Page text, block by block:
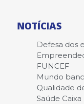
NOTÍCIAS
Defesa dos
FUNCEF
Mundo
Qualidade
Saúde Caixa